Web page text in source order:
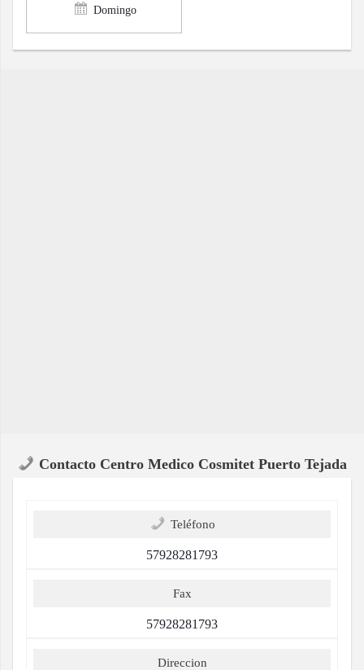
Domingo
Contacto Centro Medico Cosmitet Puerto Tejada
Teléfono
57928281793
Fax
57928281793
Direccion